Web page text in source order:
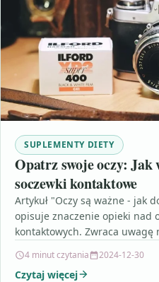
SUPLEMENTY DIETY
Opatrz swoje oczy: Jak
soczewki kontaktowe
Artykuł "Oczy są ważne - jak
opisuje znaczenie opieki nad
kontaktowych. Zwraca
4 minut czytania 2024-12-30
Czytaj więcej